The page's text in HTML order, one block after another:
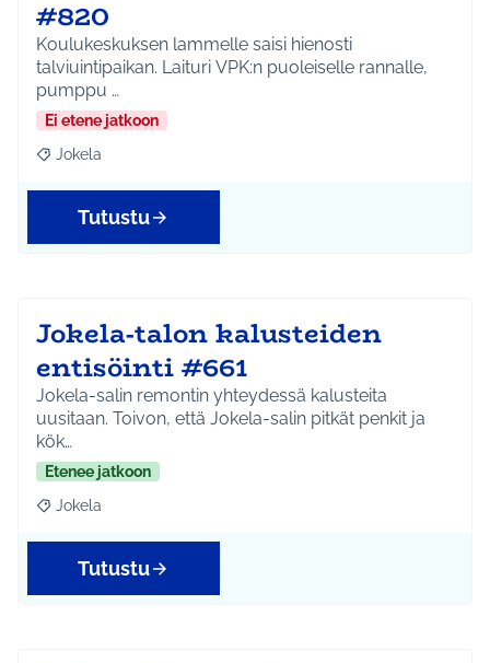
#820
Koulukeskuksen lammelle saisi hienosti
talviuintipaikan. Laituri VPK:n puoleiselle rannalle,
pumppu …
Ei etene jatkoon
Rajaa tulokset aihepiirin mukaan: Jokela
Jokela
Tutustu
Jokela-talon kalusteiden
entisöinti #661
Jokela-salin remontin yhteydessä kalusteita
uusitaan. Toivon, että Jokela-salin pitkät penkit ja
kök…
Etenee jatkoon
Rajaa tulokset aihepiirin mukaan: Jokela
Jokela
Tutustu